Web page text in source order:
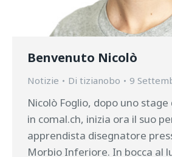
Benvenuto Nicolò
Notizie Di tizianobo 9
Nicolò Foglio, dopo uno stage
in comal.ch, inizia ora il suo
apprendista disegnatore
Morbio Inferiore. In bocca al